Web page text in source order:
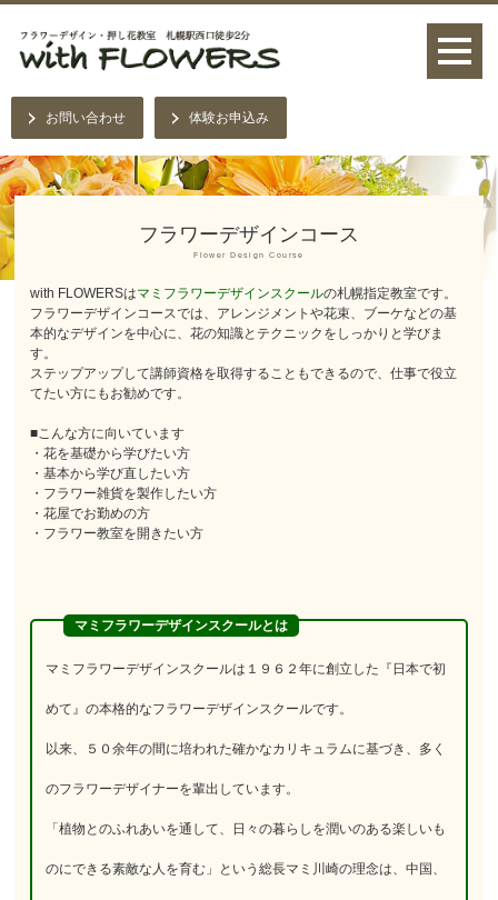
お問い合わせ 体験お申込み
フラワーデザインコース
Flower Design Course
with FLOWERSはマミフラワーデザインスクールの札幌指定教室です。
フラワーデザインコースでは、アレンジメントや花束、ブーケなどの基
本的なデザインを中心に、花の知識とテクニックをしっかりと学びま
す。
ステップアップして講師資格を取得することもできるので、仕事で役立
てたい方にもお勧めです。
■こんな方に向いています
・花を基礎から学びたい方
・基本から学び直したい方
・フラワー雑貨を製作したい方
・花屋でお勤めの方
・フラワー教室を開きたい方
マミフラワーデザインスクールとは
マミフラワーデザインスクールは１９６２年に創立した『日本で初
めて』の本格的なフラワーデザインスクールです。
以来、５０余年の間に培われた確かなカリキュラムに基づき、多く
のフラワーデザイナーを輩出しています。
「植物とのふれあいを通して、日々の暮らしを潤いのある楽しいも
のにできる素敵な人を育む」という総長マミ川崎の理念は、中国、